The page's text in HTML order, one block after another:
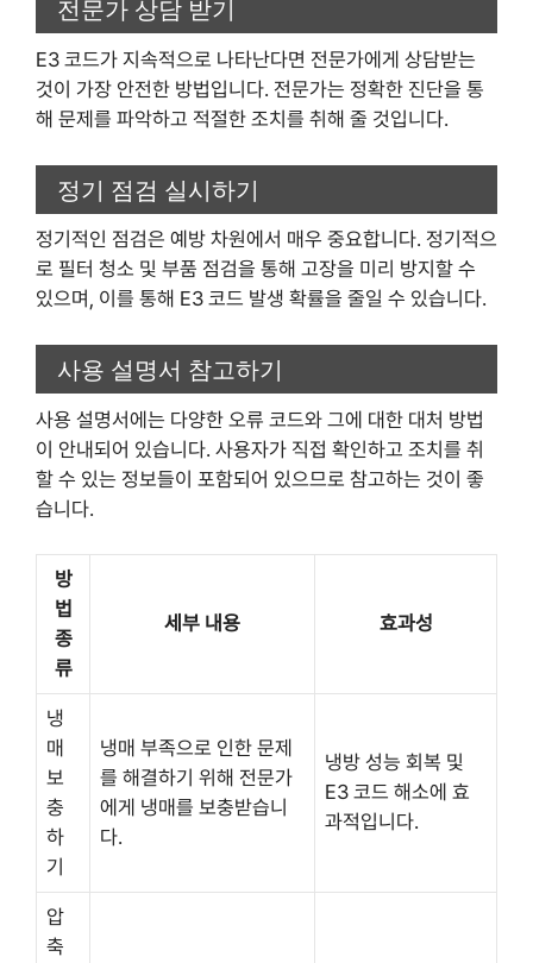
전문가 상담 받기
E3 코드가 지속적으로 나타난다면 전문가에게 상담받는
것이 가장 안전한 방법입니다. 전문가는 정확한 진단을 통
해 문제를 파악하고 적절한 조치를 취해 줄 것입니다.
정기 점검 실시하기
정기적인 점검은 예방 차원에서 매우 중요합니다. 정기적으
로 필터 청소 및 부품 점검을 통해 고장을 미리 방지할 수
있으며, 이를 통해 E3 코드 발생 확률을 줄일 수 있습니다.
사용 설명서 참고하기
사용 설명서에는 다양한 오류 코드와 그에 대한 대처 방법
이 안내되어 있습니다. 사용자가 직접 확인하고 조치를 취
할 수 있는 정보들이 포함되어 있으므로 참고하는 것이 좋
습니다.
방
법
종
류
세부 내용 효과성
냉
매
보
충
하
기
냉매 부족으로 인한 문제
를 해결하기 위해 전문가
에게 냉매를 보충받습니
다.
냉방 성능 회복 및
E3 코드 해소에 효
과적입니다.
압
축